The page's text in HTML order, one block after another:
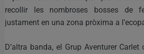
recollir les nombroses bosses de
justament en una zona pròxima a
D’altra banda, el Grup Aventurer